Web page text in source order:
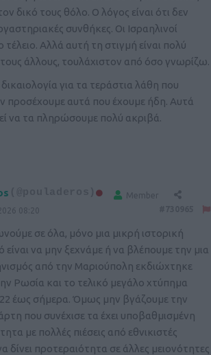
δικό τους θόλο. Ο λόγος είναι ότι δεν
συνθήκες. Οι Ισραηλινοί
Αλλά αυτή τη στιγμή είναι πολύ
άλλους, τουλάχιστον από όσο γνωρίζω.
για τα τεράστια λάθη που
προσέχουμε αυτά που έχουμε ήδη. Αυτά
να τα πληρώσουμε πολύ ακριβά.
(@pouladeros)
Member
08:20
σε όλα, μόνο μια μικρή ιστορική
είναι να μην ξεχνάμε ή να βλέπουμε την μια
από την Μαριούπολη εκδιώχτηκε
Ρωσία και το τελικό μεγάλο χτύπημα
έως σήμερα. Όμως μην βγάζουμε την
που συνέχισε τα έχει υποβαθμισμένη
με πολλές πιέσεις από εθνικιστές
δίνει προτεραιότητα σε άλλες μειονότητες